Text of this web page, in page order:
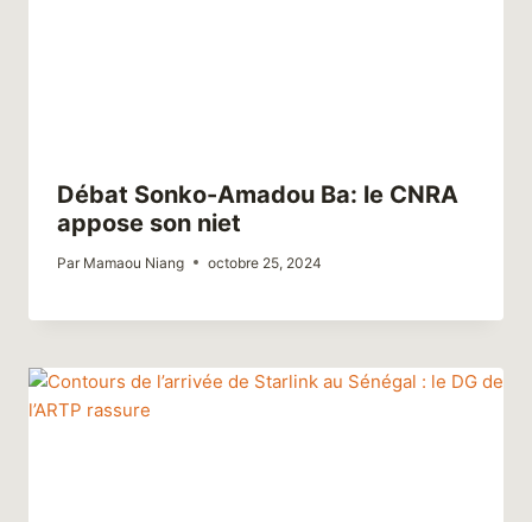
Débat Sonko-Amadou Ba: le CNRA
appose son niet
Par Mamaou Niang octobre 25, 2024